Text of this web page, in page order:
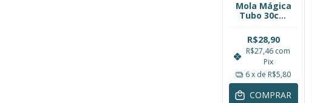
Mola Mágica
Tubo 30cm
Colorida DM
Toys
DMT6332
R$28,90
R$27,46 com
Pix
6 x de R$5,80
COMPRAR